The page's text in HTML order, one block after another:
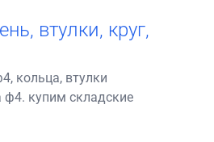
втулки, круг,
кольца, втулки
купим складские